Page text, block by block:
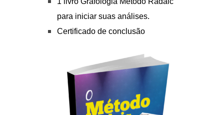
INVESTIMENTO
3 parcelas de R$ 1.700 (cartão)